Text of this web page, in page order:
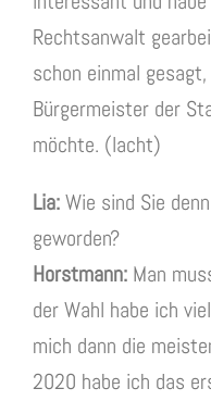
Rechtsanwalt
schon einmal
Bürgermeister der
möchte. (lacht)
Lia:Wie sind Sie
geworden?
Horstmann: Man
der Wahl habe ich
mich dann die
2020 habe ich das